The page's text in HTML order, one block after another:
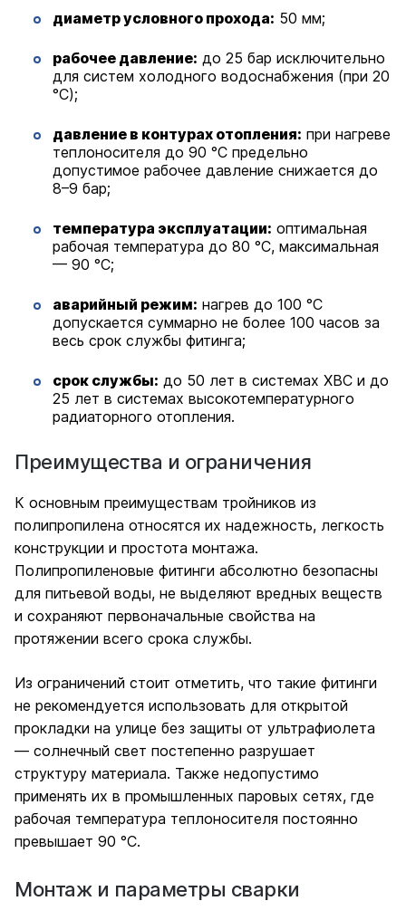
диаметр условного прохода: 50 мм;
рабочее давление: до 25 бар исключительно
для систем холодного водоснабжения (при 20
°C);
давление в контурах отопления: при нагреве
теплоносителя до 90 °C предельно
допустимое рабочее давление снижается до
8–9 бар;
температура эксплуатации: оптимальная
рабочая температура до 80 °C, максимальная
— 90 °C;
аварийный режим: нагрев до 100 °C
допускается суммарно не более 100 часов за
весь срок службы фитинга;
срок службы: до 50 лет в системах ХВС и до
25 лет в системах высокотемпературного
радиаторного отопления.
Преимущества и ограничения
К основным преимуществам тройников из
полипропилена относятся их надежность, легкость
конструкции и простота монтажа.
Полипропиленовые фитинги абсолютно безопасны
для питьевой воды, не выделяют вредных веществ
и сохраняют первоначальные свойства на
протяжении всего срока службы.
Из ограничений стоит отметить, что такие фитинги
не рекомендуется использовать для открытой
прокладки на улице без защиты от ультрафиолета
— солнечный свет постепенно разрушает
структуру материала. Также недопустимо
применять их в промышленных паровых сетях, где
рабочая температура теплоносителя постоянно
превышает 90 °C.
Монтаж и параметры сварки